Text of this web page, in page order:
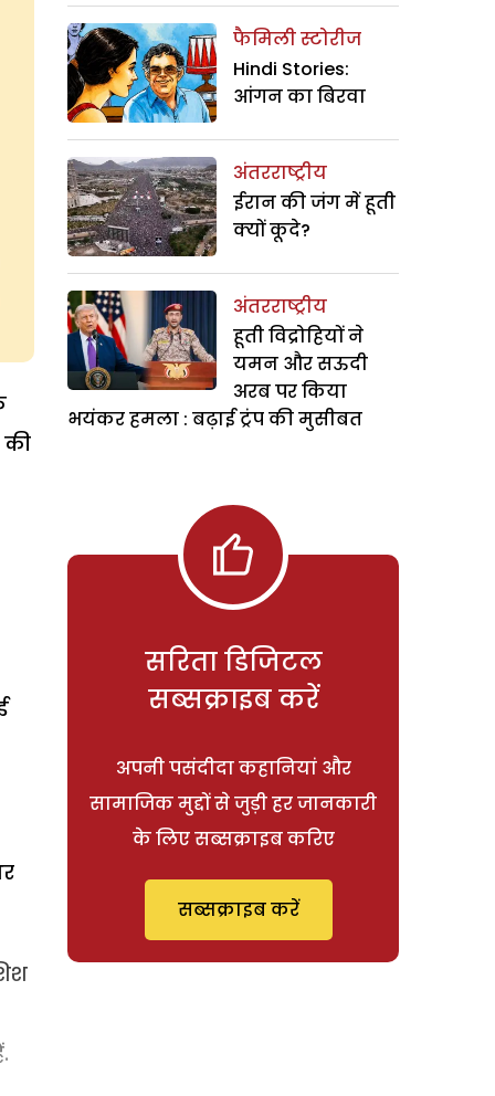
की
फैमिली स्टोरीज
Hindi Stories:
आंगन का बिरवा
अंतरराष्ट्रीय
ईरान की जंग में हूती
क्यों कूदे?
अंतरराष्ट्रीय
हूती विद्रोहियों ने
यमन और सऊदी
अरब पर किया
भयंकर हमला : बढ़ाई ट्रंप की मुसीबत
सरिता डिजिटल
सब्सक्राइब करें
अपनी पसंदीदा कहानियां और
सामाजिक मुद्दों से जुड़ी हर जानकारी
के लिए सब्सक्राइब करिए
सब्सक्राइब करें